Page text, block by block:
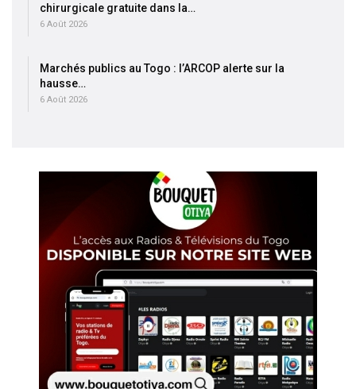
chirurgicale gratuite dans la…
6 Août 2026
Marchés publics au Togo : l’ARCOP alerte sur la
hausse…
6 Août 2026